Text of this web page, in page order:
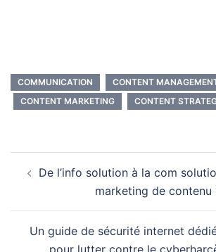
COMMUNICATION
CONTENT
CONTENT MARKETING
CONTENT
d’article
De l’info solution à la com
marketing de contenu
Un guide de sécurité internet
pour lutter contre le